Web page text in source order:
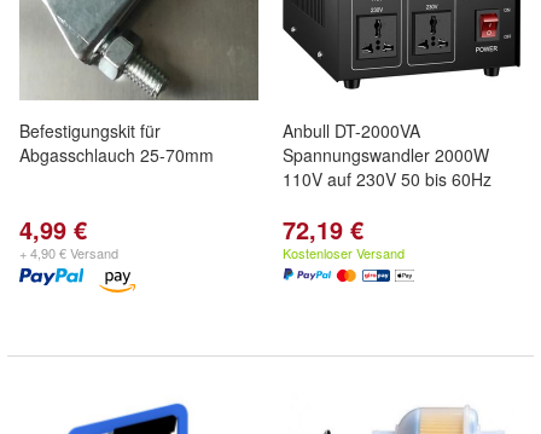
Befestigungskit für
Abgasschlauch 25-70mm
4,99 €
+ 4,90 € Versand
Anbull DT-2000VA
Spannungswandler 2000W
110V auf 230V 50 bis 60Hz
72,19 €
Kostenloser Versand